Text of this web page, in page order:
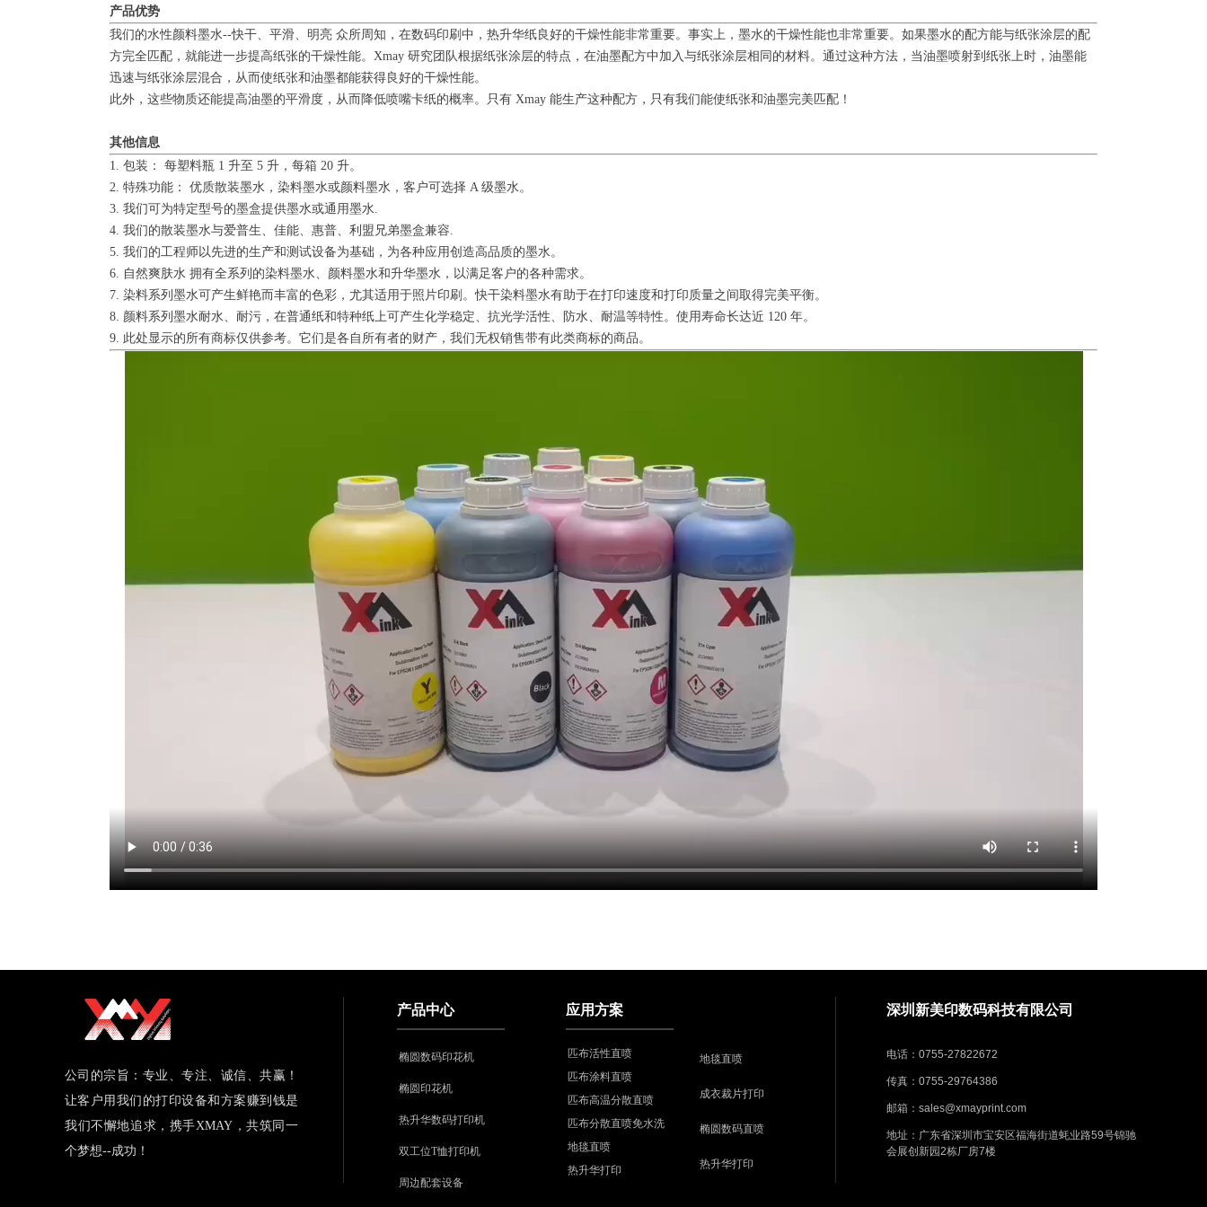
产品优势
我们的水性颜料墨水--快干、平滑、明亮 众所周知，在数码印刷中，热升华纸良好的干燥性能非常重要。事实上，墨水的干燥性能也非常重要。如果墨水的配方能与纸张涂层的配
方完全匹配，就能进一步提高纸张的干燥性能。Xmay 研究团队根据纸张涂层的特点，在油墨配方中加入与纸张涂层相同的材料。通过这种方法，当油墨喷射到纸张上时，油墨能
迅速与纸张涂层混合，从而使纸张和油墨都能获得良好的干燥性能。
此外，这些物质还能提高油墨的平滑度，从而降低喷嘴卡纸的概率。只有 Xmay 能生产这种配方，只有我们能使纸张和油墨完美匹配！
其他信息
1. 包装： 每塑料瓶 1 升至 5 升，每箱 20 升。
2. 特殊功能： 优质散装墨水，染料墨水或颜料墨水，客户可选择 A 级墨水。
3. 我们可为特定型号的墨盒提供墨水或通用墨水.
4. 我们的散装墨水与爱普生、佳能、惠普、利盟兄弟墨盒兼容.
5. 我们的工程师以先进的生产和测试设备为基础，为各种应用创造高品质的墨水。
6. 自然爽肤水 拥有全系列的染料墨水、颜料墨水和升华墨水，以满足客户的各种需求。
7. 染料系列墨水可产生鲜艳而丰富的色彩，尤其适用于照片印刷。快干染料墨水有助于在打印速度和打印质量之间取得完美平衡。
8. 颜料系列墨水耐水、耐污，在普通纸和特种纸上可产生化学稳定、抗光学活性、防水、耐温等特性。使用寿命长达近 120 年。
9. 此处显示的所有商标仅供参考。它们是各自所有者的财产，我们无权销售带有此类商标的商品。
公司的宗旨：专业、专注、诚信、共赢！
让客户用我们的打印设备和方案赚到钱是
我们不懈地追求，携手XMAY，共筑同一
个梦想--成功！
产品中心
椭圆数码印花机
椭圆印花机
热升华数码打印机
双工位T恤打印机
周边配套设备
匹布活性直喷
匹布涂料直喷
匹布高温分散直喷
匹布分散直喷免水洗
地毯直喷
热升华打印
应用方案
地毯直喷
成衣裁片打印
椭圆数码直喷
热升华打印
深圳新美印数码科技有限公司
电话：0755-27822672
传真：0755-29764386
邮箱：sales@xmayprint.com
地址：广东省深圳市宝安区福海街道蚝业路59号锦驰
会展创新园2栋厂房7楼